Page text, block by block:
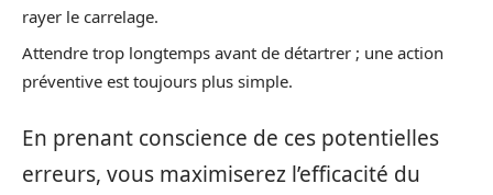
rayer le carrelage.
Attendre trop longtemps avant de détartrer ; une action
préventive est toujours plus simple.
En prenant conscience de ces potentielles
erreurs, vous maximiserez l’efficacité du